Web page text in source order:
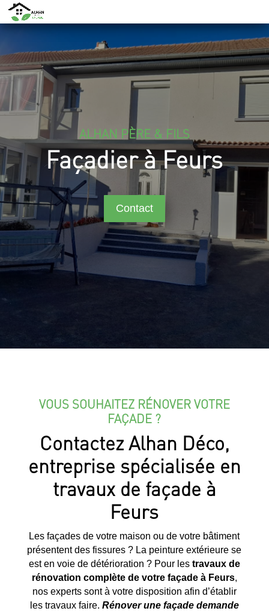
ALHAN PÈRE & FILS
Façadier à Feurs
Contact
VOUS SOUHAITEZ RÉNOVER VOTRE
FAÇADE ?
Contactez Alhan Déco,
entreprise spécialisée en
travaux de façade à
Feurs
Les façades de votre maison ou de votre bâtiment
présentent des fissures ? La peinture extérieure se
est en voie de détérioration ? Pour les travaux de
rénovation complète de votre façade à Feurs,
nos experts sont à votre disposition afin d’établir
les travaux faire. Rénover une façade demande